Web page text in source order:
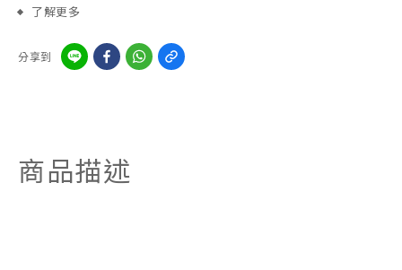
了解更多
分享到
商品描述